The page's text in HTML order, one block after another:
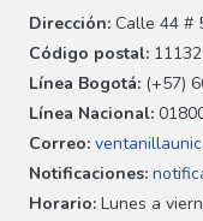
Dirección: Calle 44 #
Código postal:
Línea Bogotá: (+57)
Línea Nacional:
Correo:
Notificaciones:
Horario: Lunes a